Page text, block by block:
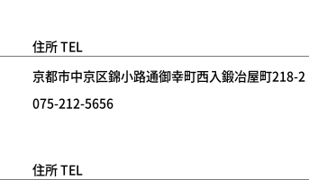
住所 TEL
京都市中京区錦小路通御幸町西入鍛冶屋町218-2
075-212-5656
住所 TEL